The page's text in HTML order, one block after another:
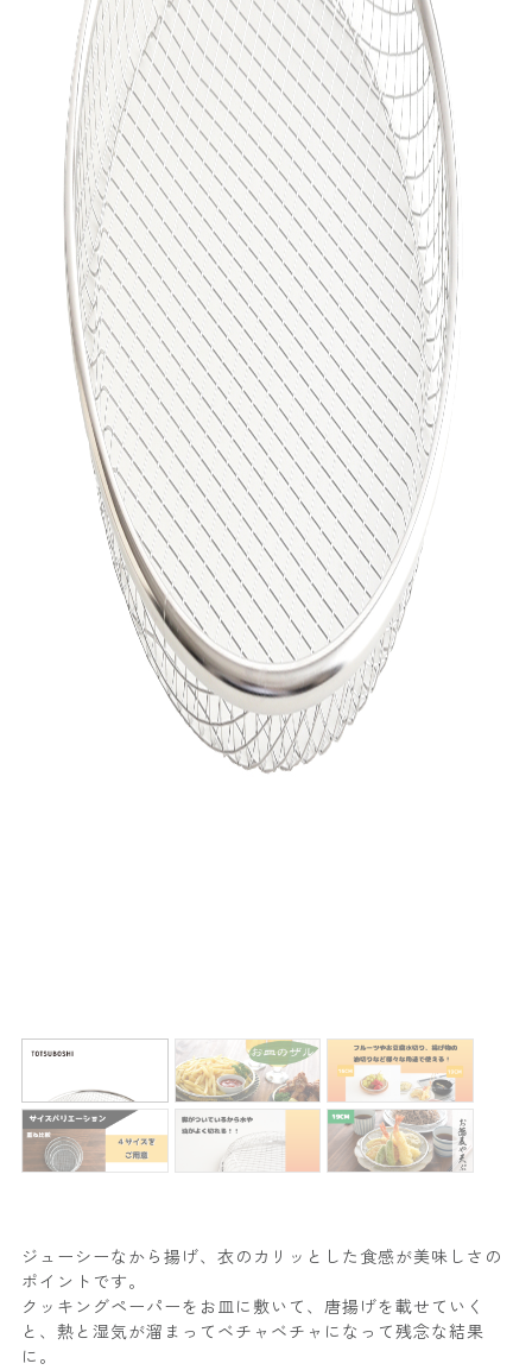
ジューシーなから揚げ、衣のカリッとした食感が美味しさの
ポイントです。
クッキングペーパーをお皿に敷いて、唐揚げを載せていく
と、熱と湿気が溜まってベチャベチャになって残念な結果
に。